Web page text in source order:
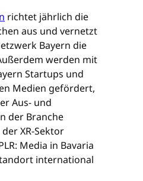
richtet jährlich die
aus und vernetzt
Bayern die
werden mit
Startups und
Medien gefördert,
Aus- und
der Branche
XR-Sektor
Media in Bavaria
international